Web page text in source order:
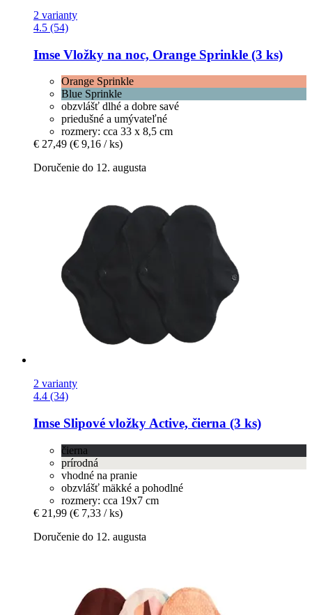
2 varianty
4.5 (54)
Imse Vložky na noc, Orange Sprinkle (3 ks)
Orange Sprinkle
Blue Sprinkle
obzvlášť dlhé a dobre savé
priedušné a umývateľné
rozmery: cca 33 x 8,5 cm
€ 27,49 (€ 9,16 / ks)
Doručenie do 12. augusta
2 varianty
4.4 (34)
Imse Slipové vložky Active, čierna (3 ks)
čierna
prírodná
vhodné na pranie
obzvlášť mäkké a pohodlné
rozmery: cca 19x7 cm
€ 21,99 (€ 7,33 / ks)
Doručenie do 12. augusta